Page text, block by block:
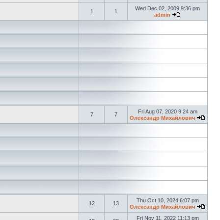
1 1
Wed Dec 02, 2009 9:36 pm
admin
7 7
Fri Aug 07, 2020 9:24 am
Олександр Михайлович
12 13
Thu Oct 10, 2024 6:07 pm
Олександр Михайлович
Fri Nov 11, 2022 11:13 pm